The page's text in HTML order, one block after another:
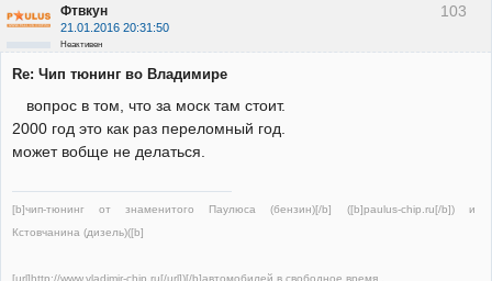
103
Фтвкун
21.01.2016 20:31:50
Неактивен
Re: Чип тюнинг во Владимире
вопрос в том, что за моск там стоит.
2000 год это как раз переломный год.
может вобще не делаться.
[b]чип-тюнинг от знаменитого Паулюса (бензин)[/b] ([b]paulus-chip.ru[/b]) и
Кстовчанина (дизель)([b]